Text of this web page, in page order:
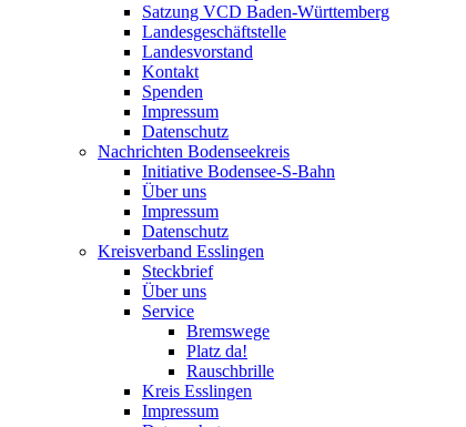
Satzung VCD Baden-Württemberg
Landesgeschäftstelle
Landesvorstand
Kontakt
Spenden
Impressum
Datenschutz
Nachrichten Bodenseekreis
Initiative Bodensee-S-Bahn
Über uns
Impressum
Datenschutz
Kreisverband Esslingen
Steckbrief
Über uns
Service
Bremswege
Platz da!
Rauschbrille
Kreis Esslingen
Impressum